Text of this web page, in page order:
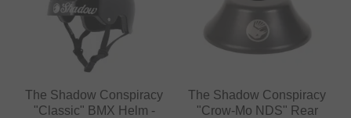
The Shadow Conspiracy
"Classic" BMX Helm -
The Shadow Conspiracy
"Crow-Mo NDS" Rear